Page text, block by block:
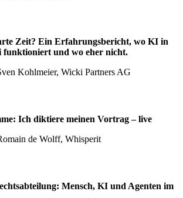
Zeit? Ein Erfahrungsbericht, wo KI in
funktioniert und wo eher nicht.
Kohlmeier, Wicki Partners AG
Ich diktiere meinen Vortrag – live
de Wolff, Whisperit
Mensch, KI und Agenten im